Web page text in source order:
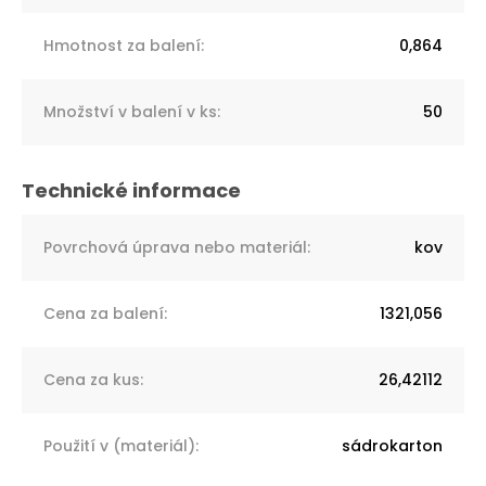
Hmotnost za balení: 0,864
Množství v balení v ks: 50
Povrchová úprava nebo materiál: kov
Cena za balení: 1321,056
Cena za kus: 26,42112
Použití v (materiál): sádrokarton